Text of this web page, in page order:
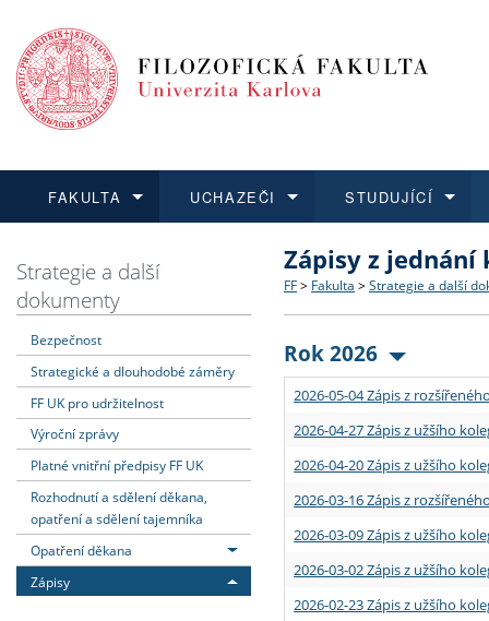
FAKULTA
Dozvědět se více
Struktura a historie
Strategie a další
Podpora a benefity pro
Absolventi fakulty
UCHAZEČI
Podat přihlášku
Co studovat a jak se
Učitelské studijní
Informace k průběhu
STUDUJÍCÍ
Dozvědět se více
Bakalářské a magisterské
Doktorské studium
Rigorózní řízení
Dozvědět se více
O vědě a výzkumu na FF
Akademické kvalifikace
Granty a projekty
Dozvědět se více
Aktuální nabídky a
Vyjíždějící studenti
Přijíždějící studenti
Vyjíždějící zaměstnanci
Strategie a další
dokumenty
Bezpečnost
Strategické a dlouhodobé záměry
FF UK pro udržitelnost
Výroční zprávy
Platné vnitřní předpisy FF UK
Rozhodnutí a sdělení děkana,
opatření a sdělení tajemníka
Opatření děkana
Zápisy
Zápisy z jednání
FF > Fakulta > Strategie a další
Rok 2026
2026-05-04 Zápis z
2026-04-27 Zápis z užšího
2026-04-20 Zápis z užšího
2026-03-16 Zápis z
2026-03-09 Zápis z užšího
2026-03-02 Zápis z užšího
2026-02-23 Zápis z užšího